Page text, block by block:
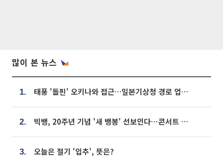
많이 본 뉴스
1. 태풍 '돌핀' 오키나와 접근…일본기상청 경로 업데이트
2. 빅뱅, 20주년 기념 '새 뱅봉' 선보인다⋯콘서트 앞두고 팝업 개최
3. 오늘은 절기 '입추', 뜻은?